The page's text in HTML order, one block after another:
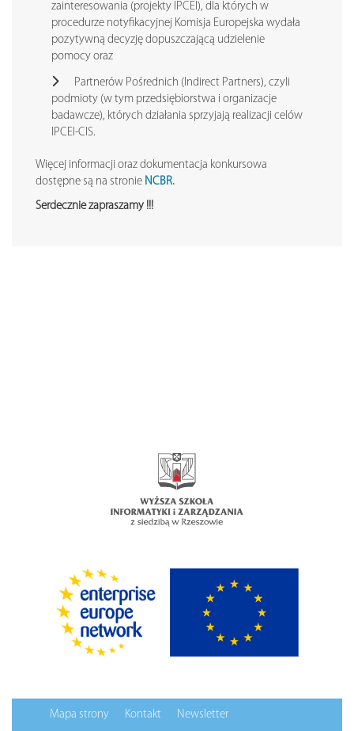
zainteresowania (projekty IPCEI), dla których w
procedurze notyfikacyjnej Komisja Europejska wydała
pozytywną decyzję dopuszczającą udzielenie
pomocy oraz
Partnerów Pośrednich (Indirect Partners), czyli
podmioty (w tym przedsiębiorstwa i organizacje
badawcze), których działania sprzyjają realizacji celów
IPCEI-CIS.
Więcej informacji oraz dokumentacja konkursowa
dostępne są na stronie NCBR.
Serdecznie zapraszamy !!!
Mapa strony Kontakt Newsletter